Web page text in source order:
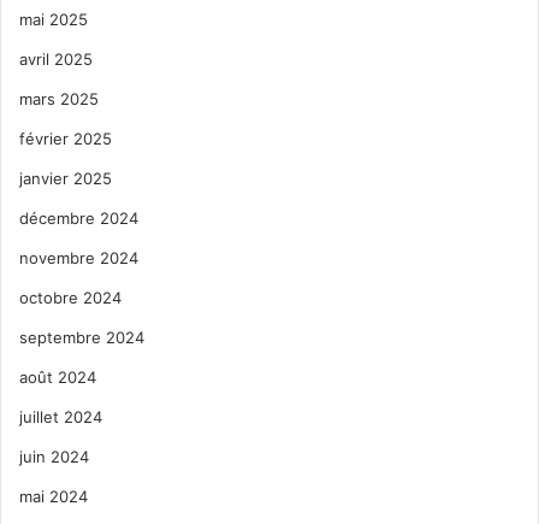
mai 2025
avril 2025
mars 2025
février 2025
janvier 2025
décembre 2024
novembre 2024
octobre 2024
septembre 2024
août 2024
juillet 2024
juin 2024
mai 2024